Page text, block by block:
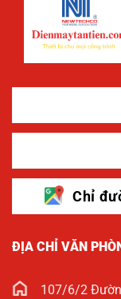
Chỉ
ĐỊA CHỈ VĂN
107/6/2